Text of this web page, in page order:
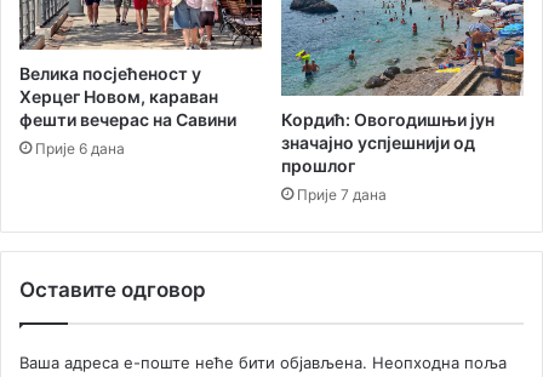
Велика посјећеност у
Херцег Новом, караван
фешти вечерас на Савини
Прије 6 дана
Кордић: Овогодишњи јун
значајно успјешнији од
прошлог
Прије 7 дана
Оставите одговор
Ваша адреса е-поште неће бити објављена. Неопходна поља